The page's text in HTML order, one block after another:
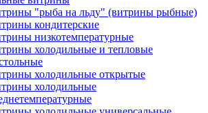
"рыба на льду" (витрины рыбные)
кондитерские
низкотемпературные
холодильные и тепловые
холодильные открытые
холодильные